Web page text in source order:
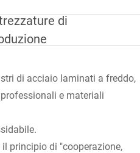
di
di acciaio laminati a freddo,
e materiali
principio di "cooperazione,